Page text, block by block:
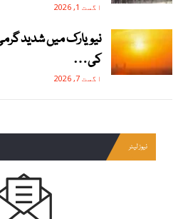
اگست 1, 2026
نیویارک میں شدید
کی…
اگست 7, 2026
نیوز لیٹر